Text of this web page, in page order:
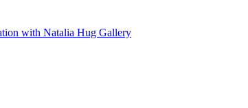
with Natalia Hug Gallery